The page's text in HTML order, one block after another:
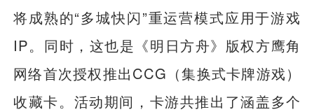
将成熟的“多城快闪”重运营模式应用于游戏
IP。同时，这也是《明日方舟》版权方鹰角
网络首次授权推出CCG（集换式卡牌游戏）
收藏卡。活动期间，卡游共推出了涵盖多个